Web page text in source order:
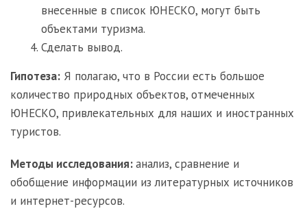
внесенные в список ЮНЕСКО, могут быть
объектами туризма.
Сделать вывод.
Гипотеза: Я полагаю, что в России есть большое
количество природных объектов, отмеченных
ЮНЕСКО, привлекательных для наших и иностранных
туристов.
Методы исследования:анализ, сравнение и
обобщение информации из литературных источников
и интернет-ресурсов.